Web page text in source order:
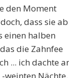
den Moment
dass sie ab
einen halben
die Zahnfee
... ich dachte
Nächte,